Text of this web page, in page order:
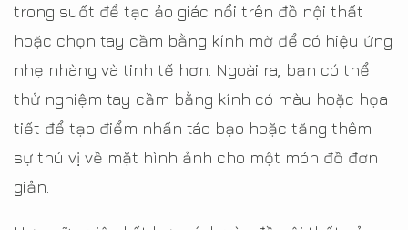
trong suốt để tạo ảo giác nổi trên đồ nội thất
hoặc chọn tay cầm bằng kính mờ để có hiệu ứng
nhẹ nhàng và tinh tế hơn. Ngoài ra, bạn có thể
thử nghiệm tay cầm bằng kính có màu hoặc họa
tiết để tạo điểm nhấn táo bạo hoặc tăng thêm
sự thú vị về mặt hình ảnh cho một món đồ đơn
giản.